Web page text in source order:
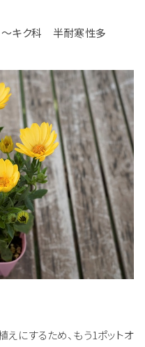
キク科 半耐寒性多
えにするため、もう1ポットオ